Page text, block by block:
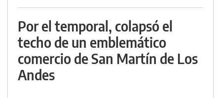
Por el temporal, colapsó el
techo de un emblemático
comercio de San Martín de Los
Andes